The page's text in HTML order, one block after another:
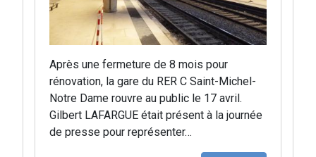
Après une fermeture de 8 mois pour
rénovation, la gare du RER C Saint-Michel-
Notre Dame rouvre au public le 17 avril.
Gilbert LAFARGUE était présent à la journée
de presse pour représenter…